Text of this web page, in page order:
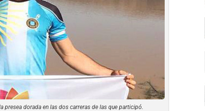
presea dorada en las dos carreras de las que participó.